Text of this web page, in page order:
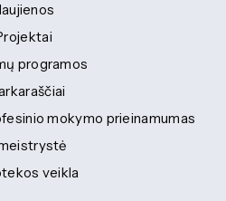
programos
mokymo prieinamumas
veikla